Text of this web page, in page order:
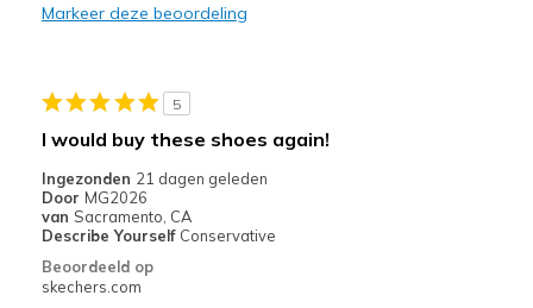
Markeer deze beoordeling
5
I would buy these shoes again!
Ingezonden 21 dagen geleden
Door MG2026
van Sacramento, CA
Describe Yourself Conservative
Beoordeeld op
skechers.com